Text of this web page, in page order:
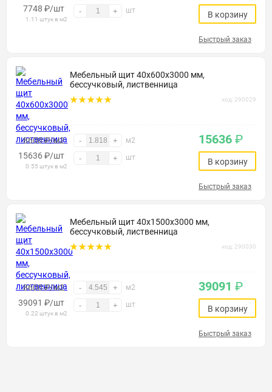
7748 ₽/шт
1.11 штук в м2
- + шт В корзину
Быстрый заказ
Мебельный щит 40х600х3000 мм,
бессучковый, лиственница
код: 290029
8600 ₽/м2 - + м2
15636 ₽/шт
0.55 штук в м2
- + шт
15636 ₽
В корзину
Быстрый заказ
Мебельный щит 40х1500х3000 мм,
бессучковый, лиственница
код: 290030
8600 ₽/м2 - + м2
39091 ₽/шт
0.22 штук в м2
- + шт
39091 ₽
В корзину
Быстрый заказ